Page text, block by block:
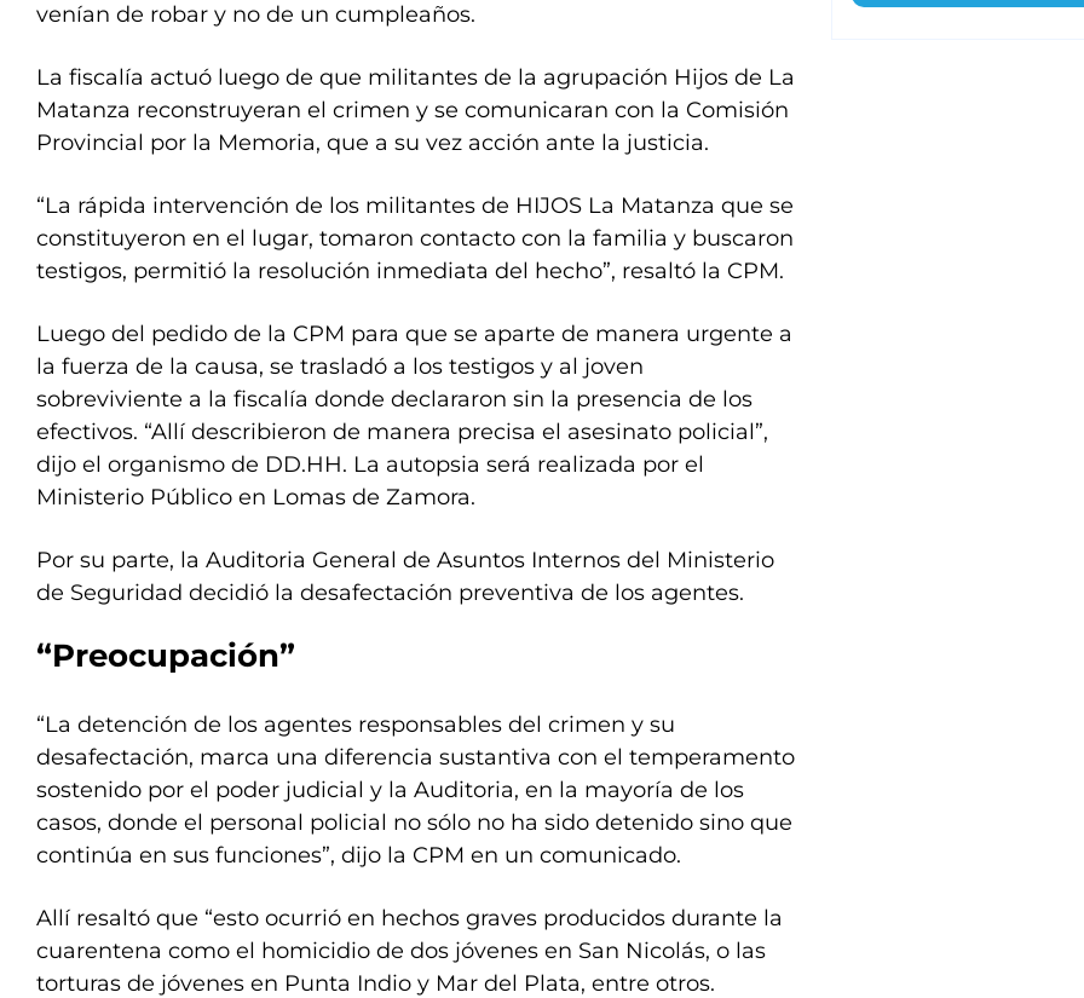
venían de robar y no de un cumpleaños.
La fiscalía actuó luego de que militantes de la agrupación Hijos de La
Matanza reconstruyeran el crimen y se comunicaran con la Comisión
Provincial por la Memoria, que a su vez acción ante la justicia.
“La rápida intervención de los militantes de HIJOS La Matanza que se
constituyeron en el lugar, tomaron contacto con la familia y buscaron
testigos, permitió la resolución inmediata del hecho”, resaltó la CPM.
Luego del pedido de la CPM para que se aparte de manera urgente a
la fuerza de la causa, se trasladó a los testigos y al joven
sobreviviente a la fiscalía donde declararon sin la presencia de los
efectivos. “Allí describieron de manera precisa el asesinato policial”,
dijo el organismo de DD.HH. La autopsia será realizada por el
Ministerio Público en Lomas de Zamora.
Por su parte, la Auditoria General de Asuntos Internos del Ministerio
de Seguridad decidió la desafectación preventiva de los agentes.
“Preocupación”
“La detención de los agentes responsables del crimen y su
desafectación, marca una diferencia sustantiva con el temperamento
sostenido por el poder judicial y la Auditoria, en la mayoría de los
casos, donde el personal policial no sólo no ha sido detenido sino que
continúa en sus funciones”, dijo la CPM en un comunicado.
Allí resaltó que “esto ocurrió en hechos graves producidos durante la
cuarentena como el homicidio de dos jóvenes en San Nicolás, o las
torturas de jóvenes en Punta Indio y Mar del Plata, entre otros.